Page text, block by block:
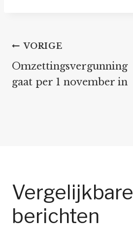
Bericht
navigatie
VORIGE
Omzettingsvergunning
gaat per 1 november in
Vergelijkbare
berichten